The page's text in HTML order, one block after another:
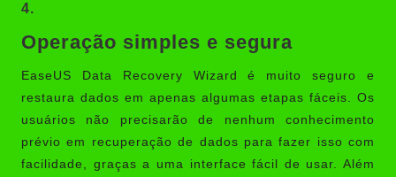
4.
Operação simples e segura
EaseUS Data Recovery Wizard é muito seguro e
restaura dados em apenas algumas etapas fáceis. Os
usuários não precisarão de nenhum conhecimento
prévio em recuperação de dados para fazer isso com
facilidade, graças a uma interface fácil de usar. Além